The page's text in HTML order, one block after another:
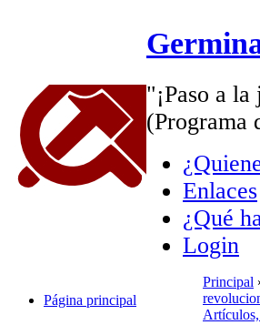
"¡Paso a
(Programa
Enlaces
¿Qué
Login
Página principal
Principal
Artículos,